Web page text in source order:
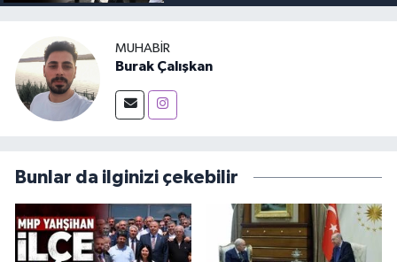
MUHABIR
Burak Çalışkan
Bunlar da ilginizi çekebilir